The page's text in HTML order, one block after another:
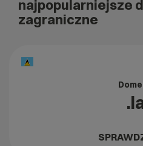
najpopularniejsze
zagraniczne